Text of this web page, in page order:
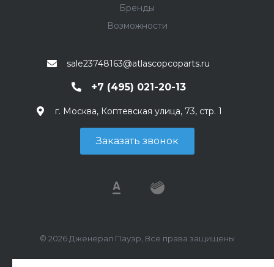
Бренды
Возможности
sale23748163@atlascopcoparts.ru
+7 (495) 021-20-13
г. Москва, Коптевская улица, 73, стр. 1
Заказать звонок
© 2026 Дженерал Пауэр, Все права защищены